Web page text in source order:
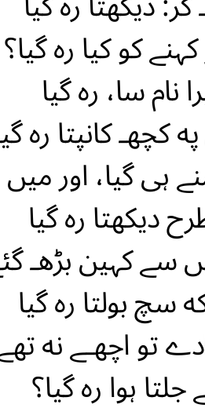
کو کیا ره گیا؟
نام سا، ره گیا
کانپتا ره
ہی گیا، اور میں
دیکهتا ره گیا
سے کہین بڑهـ
سچ بولتا ره گیا
تو اچهـے نه
ہوا ره گیا؟